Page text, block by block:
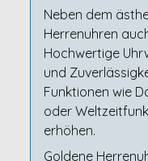
Neben dem
Herrenuhren
Hochwertige
und
Funktionen wie
oder
erhöhen.
Goldene